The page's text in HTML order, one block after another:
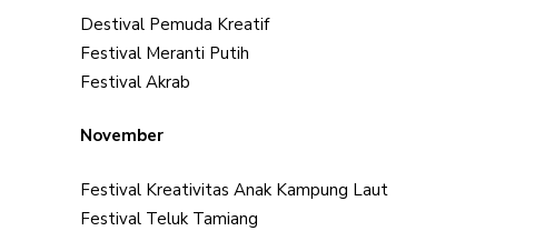
Destival Pemuda Kreatif
Festival Meranti Putih
Festival Akrab
November
Festival Kreativitas Anak Kampung Laut
Festival Teluk Tamiang